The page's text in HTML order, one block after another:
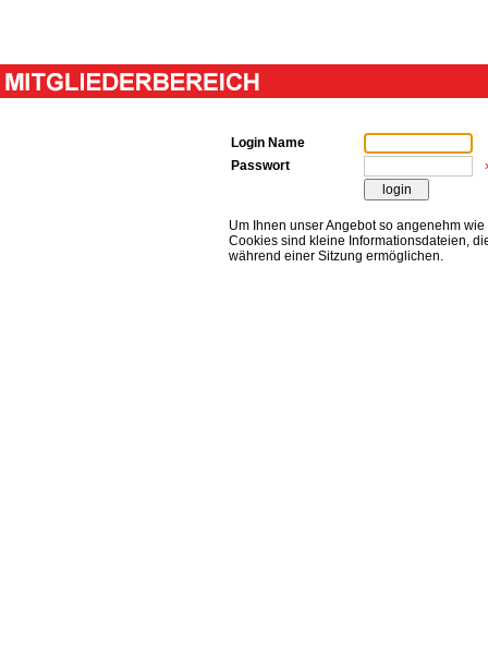
Login Name
Passwort
Um Ihnen unser Angebot so angenehm
Cookies sind kleine Informationsdateien,
während einer Sitzung ermöglichen.